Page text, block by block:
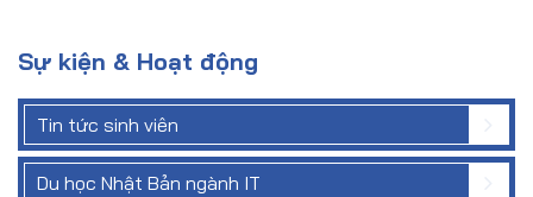
Sự kiện & Hoạt động
Tin tức sinh viên
Du học Nhật Bản ngành IT